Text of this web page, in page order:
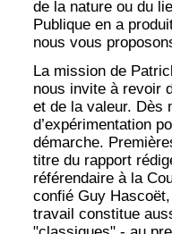
de la nature ou du
Publique en a
nous vous
La mission de
nous invite à revoir
et de la valeur. Dès
d’expérimentation
démarche.
titre du rapport
référendaire à la
confié Guy
travail constitue